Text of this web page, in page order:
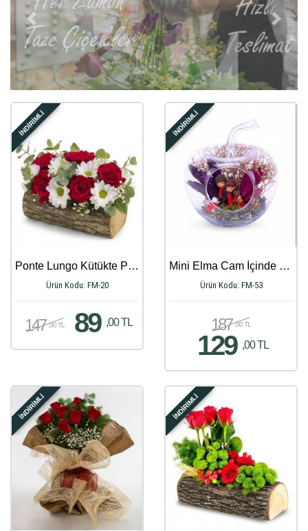
Geri İleri
İNDİRİMLİ
Ponte Lungo Kütükte Papatya ve Güller
Ürün Kodu: FM-20
147 ,00 TL 89 ,00 TL
İNDİRİMLİ
Mini Elma Cam İçinde Dev Aşk Teraryum
Ürün Kodu: FM-53
187 ,00 TL
129 ,00 TL
İNDİRİMLİ İNDİRİMLİ